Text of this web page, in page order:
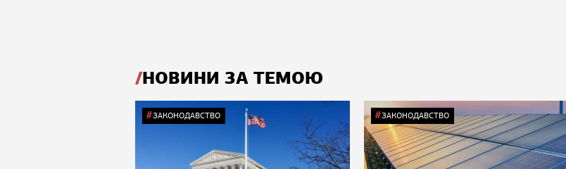
НОВИНИ ЗА ТЕМОЮ
ЗАКОНОДАВСТВО ЗАКОНОДАВСТВО